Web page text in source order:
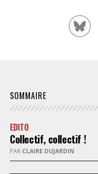
SOMMAIRE
EDITO
Collectif, collectif !
PAR CLAIRE DUJARDIN